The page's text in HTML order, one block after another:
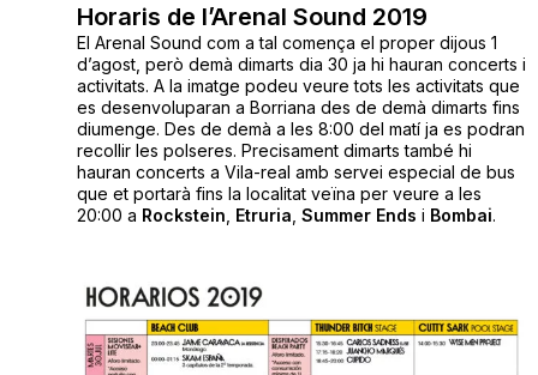
Horaris de l’Arenal Sound 2019
El Arenal Sound com a tal comença el proper dijous 1
d’agost, però demà dimarts dia 30 ja hi hauran concerts i
activitats. A la imatge podeu veure tots les activitats que
es desenvoluparan a Borriana des de demà dimarts fins
diumenge. Des de demà a les 8:00 del matí ja es podran
recollir les polseres. Precisament dimarts també hi
hauran concerts a Vila-real amb servei especial de bus
que et portarà fins la localitat veïna per veure a les
20:00 a Rockstein Etruria Summer Ends i Bombai.